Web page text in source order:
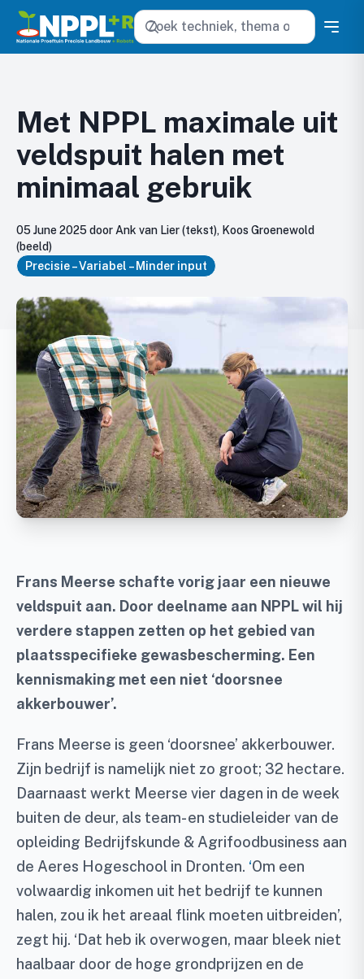
Zoeken
Met NPPL maximale uit
veldspuit halen met
minimaal gebruik
05 June 2025 door Ank van Lier (tekst), Koos Groenewold
(beeld)
Precisie – Variabel – Minder input
Frans Meerse schafte vorig jaar een nieuwe
veldspuit aan. Door deelname aan NPPL wil hij
verdere stappen zetten op het gebied van
plaatsspecifieke gewasbescherming. Een
kennismaking met een niet ‘doorsnee
akkerbouwer’.
Frans Meerse is geen ‘doorsnee’ akkerbouwer.
Zijn bedrijf is namelijk niet zo groot; 32 hectare.
Daarnaast werkt Meerse vier dagen in de week
buiten de deur, als team- en studieleider van de
opleiding Bedrijfskunde & Agrifoodbusiness aan
de Aeres Hogeschool in Dronten. ‘Om een
volwaardig inkomen uit het bedrijf te kunnen
halen, zou ik het areaal flink moeten uitbreiden’,
zegt hij. ‘Dat heb ik overwogen, maar bleek niet
haalbaar door de hoge grondprijzen en de